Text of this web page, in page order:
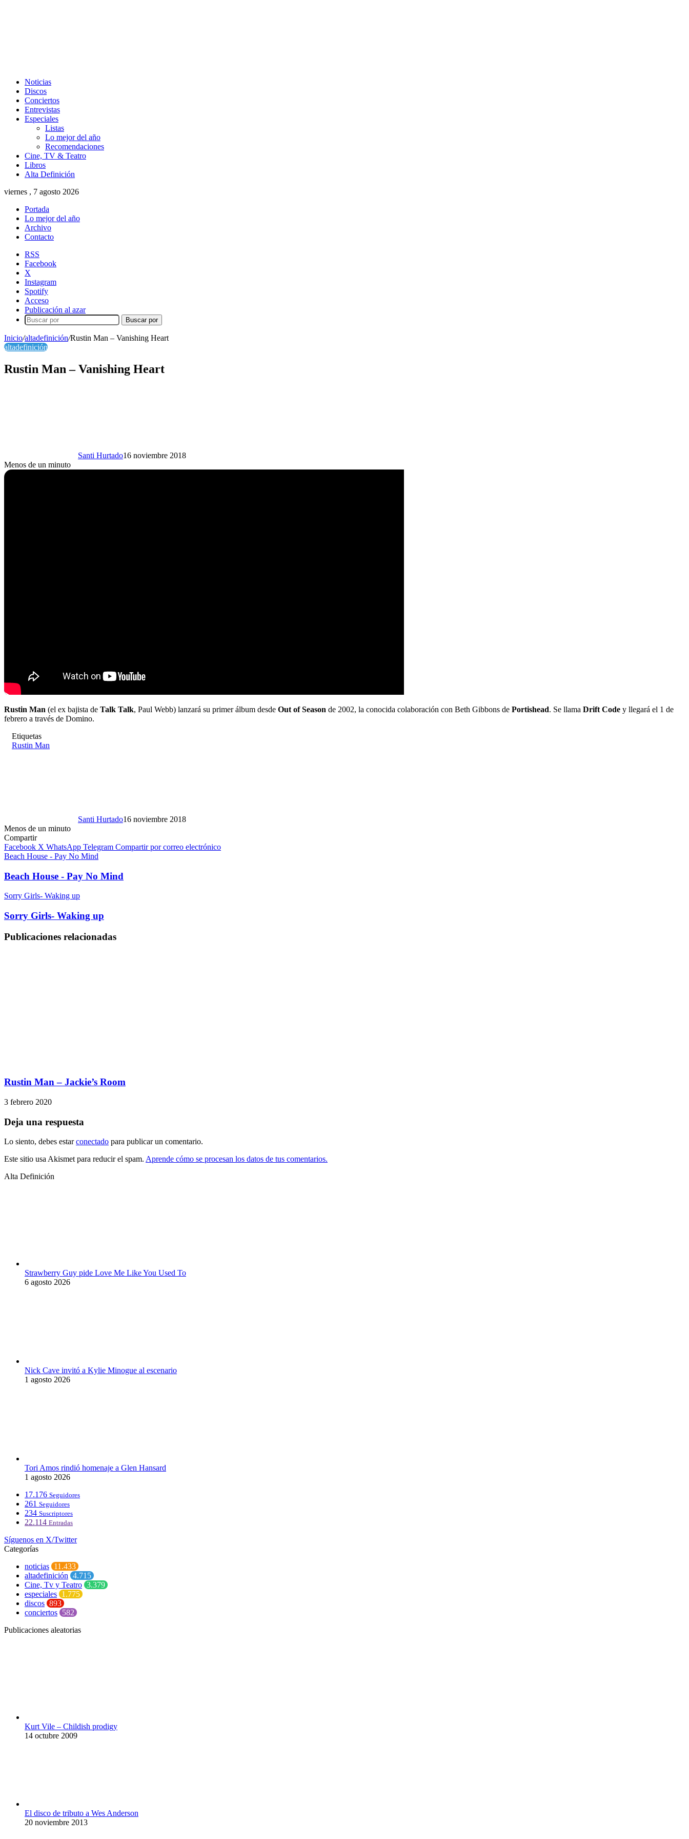
Noticias
Discos
Conciertos
Entrevistas
Especiales
Listas
Lo mejor del año
Recomendaciones
Cine, TV & Teatro
Libros
Alta Definición
viernes , 7 agosto 2026
Portada
Lo mejor del año
Archivo
Contacto
RSS
Facebook
X
Instagram
Spotify
Acceso
Publicación al azar
Buscar por
Inicio/altadefinición/Rustin Man – Vanishing Heart
altadefinición
Rustin Man – Vanishing Heart
Santi Hurtado16 noviembre 2018
Menos de un minuto
Rustin Man (el ex bajista de Talk Talk, Paul Webb) lanzará su primer álbum desde Out of Season de 2002, la conocida colaboración con Beth Gibbons de Portishead. Se llama Drift Code y llegará el 1 de
febrero a través de Domino.
Etiquetas
Rustin Man
Santi Hurtado16 noviembre 2018
Menos de un minuto
Compartir
Facebook X WhatsApp Telegram Compartir por correo electrónico
Beach House - Pay No Mind
Beach House - Pay No Mind
Sorry Girls- Waking up
Sorry Girls- Waking up
Publicaciones relacionadas
Rustin Man – Jackie’s Room
3 febrero 2020
Deja una respuesta
Lo siento, debes estarconectado para publicar un comentario.
Este sitio usa Akismet para reducir el spam. Aprende cómo se procesan los datos de tus comentarios.
Alta Definición
Strawberry Guy pide Love Me Like You Used To
6 agosto 2026
Nick Cave invitó a Kylie Minogue al escenario
1 agosto 2026
Tori Amos rindió homenaje a Glen Hansard
1 agosto 2026
17.176 Seguidores
261 Seguidores
234 Suscriptores
22.114 Entradas
Síguenos en X/Twitter
Categorías
noticias 11.433
altadefinición 4.715
Cine, Tv y Teatro 3.379
especiales 1.775
discos 893
conciertos 582
Publicaciones aleatorias
Kurt Vile – Childish prodigy
14 octubre 2009
El disco de tributo a Wes Anderson
20 noviembre 2013